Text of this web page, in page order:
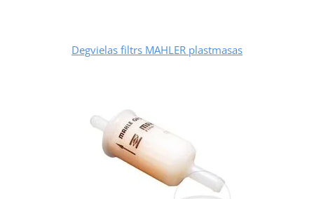
Degvielas filtrs MAHLER plastmasas